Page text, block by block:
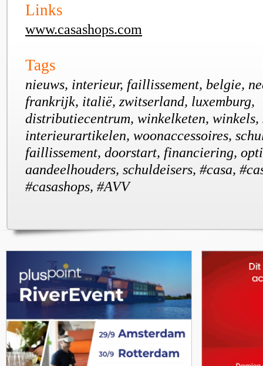
Links
www.casashops.com
Tags
nieuws, interieur, faillissement, belgie,
frankrijk, italië, zwitserland, luxemburg,
distributiecentrum, winkelketen,
interieurartikelen, woonaccessoires,
faillissement, doorstart, financiering,
aandeelhouders, schuldeisers, #casa,
#casashops, #AVV